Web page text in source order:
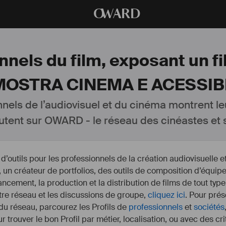
OWARD
du film, exposant un
CINEMA E
de l’audiovisuel et du cinéma montrent
sur OWARD - le réseau des cinéastes et
pour les professionnels de la création audiovisuelle
créateur de portfolios, des outils de composition
la production et la distribution de films de tout
réseau et les discussions de groupe, cliquez ici. Pour
réseau, parcourez les Profils de professionnelsetsociétés
trouver le bon Profil par métier, localisation, ou avec des